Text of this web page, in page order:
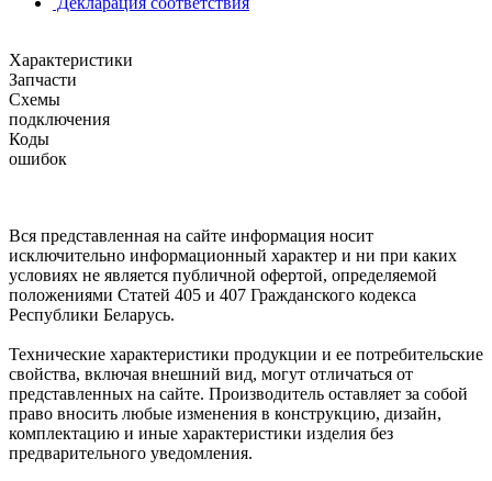
Характеристики
Запчасти
Схемы
подключения
Коды
ошибок
Вся представленная на сайте информация носит
исключительно информационный характер и ни при каких
условиях не является публичной офертой, определяемой
положениями Статей 405 и 407 Гражданского кодекса
Республики Беларусь.
Технические характеристики продукции и ее потребительские
свойства, включая внешний вид, могут отличаться от
представленных на сайте. Производитель оставляет за собой
право вносить любые изменения в конструкцию, дизайн,
комплектацию и иные характеристики изделия без
предварительного уведомления.